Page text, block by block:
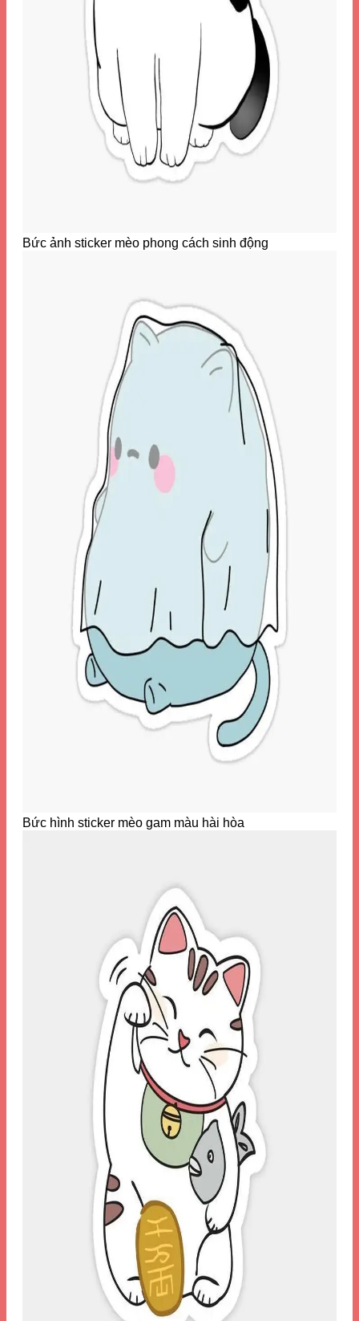
Bức ảnh sticker mèo phong cách sinh động
Bức hình sticker mèo gam màu hài hòa